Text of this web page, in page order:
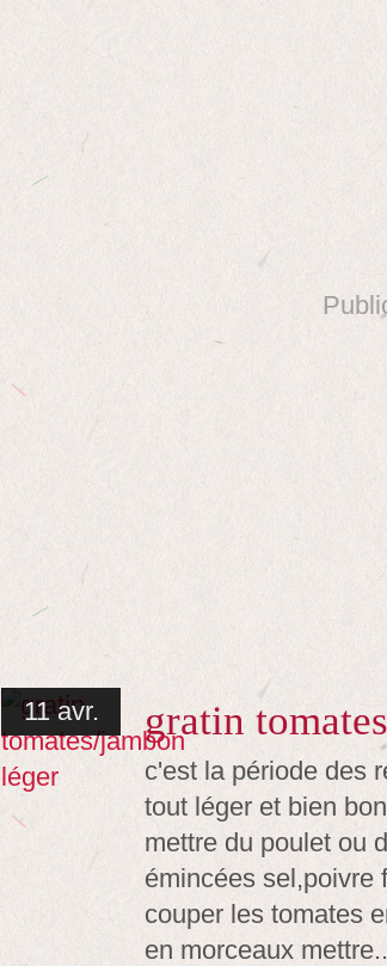
11 avr. gratin
c'est la période des
tout léger et bien
mettre du poulet ou
émincées sel,poivre
couper les tomates
en morceaux